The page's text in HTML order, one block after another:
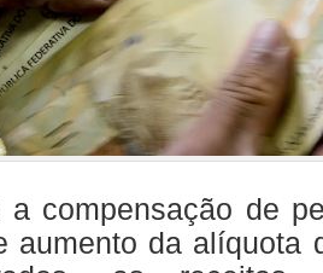
a compensação de
aumento da alíquota